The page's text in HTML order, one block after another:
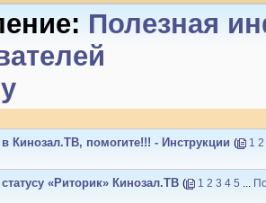
Полезная
в Кинозал.ТВ, помогите!!! - Инструкции ( 1 2
«Риторик» Кинозал.ТВ ( 1 2 3 4 5 ...